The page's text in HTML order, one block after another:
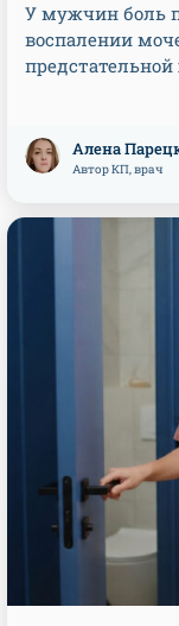
У мужчин боль
воспалении
Алена
Автор КП, врач